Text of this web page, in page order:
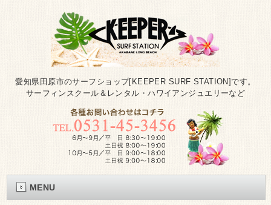
愛知県田原市のサーフショップ[KEEPER SURF STATION]です。
サーフィンスクール＆レンタル・ハワイアンジュエリーなど
MENU